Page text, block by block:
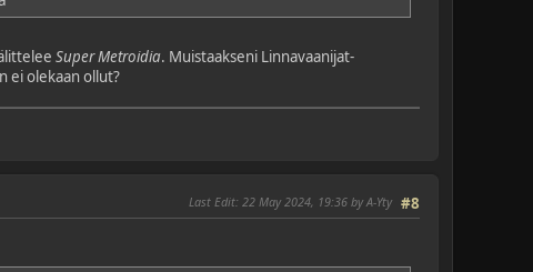
Super Metroidia. Muistaakseni Linnavaanijat-
ei olekaan ollut?
#8
Last Edit: 22 May 2024, 19:36 by A-Yty